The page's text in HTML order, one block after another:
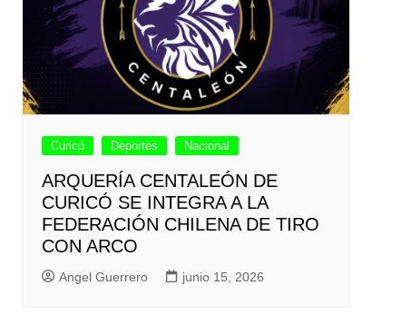
Curicó Deportes Nacional
ARQUERÍA CENTALEÓN DE
CURICÓ SE INTEGRA A LA
FEDERACIÓN CHILENA DE TIRO
CON ARCO
Angel Guerrero junio 15, 2026